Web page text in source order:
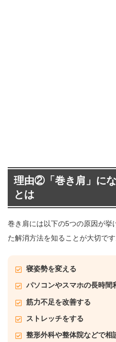
理由②「巻き肩」に
とは
巻き肩には以下の5つの原因が
た解消方法を知ることが大切です
寝姿勢を変える
パソコンやスマホの長時間
筋力不足を改善する
ストレッチをする
整形外科や整体院などで相